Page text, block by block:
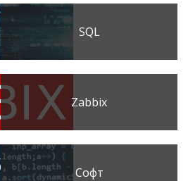
SQL
Zabbix
Софт